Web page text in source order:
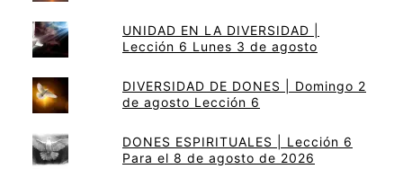
UNIDAD EN LA DIVERSIDAD |
Lección 6 Lunes 3 de agosto
DIVERSIDAD DE DONES | Domingo 2
de agosto Lección 6
DONES ESPIRITUALES | Lección 6
Para el 8 de agosto de 2026